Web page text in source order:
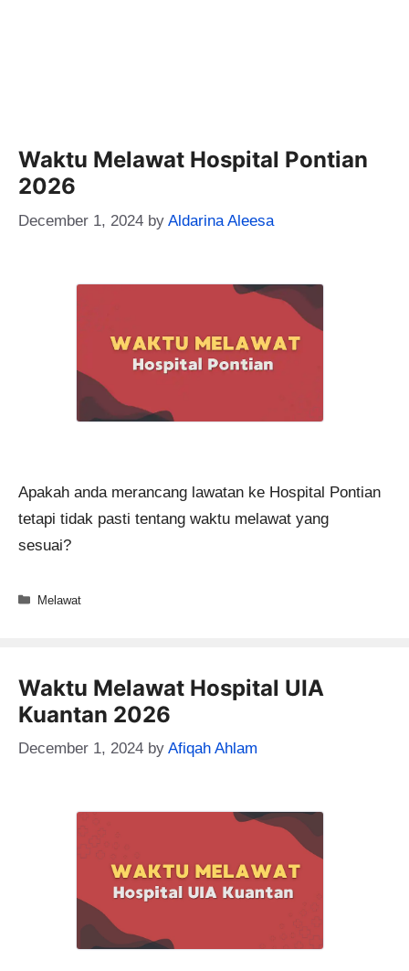
Waktu Melawat Hospital Pontian
2026
December 1, 2024 by Aldarina Aleesa
Apakah anda merancang lawatan ke Hospital Pontian
tetapi tidak pasti tentang waktu melawat yang
sesuai?
Categories
Melawat
Waktu Melawat Hospital UIA
Kuantan 2026
December 1, 2024 by Afiqah Ahlam